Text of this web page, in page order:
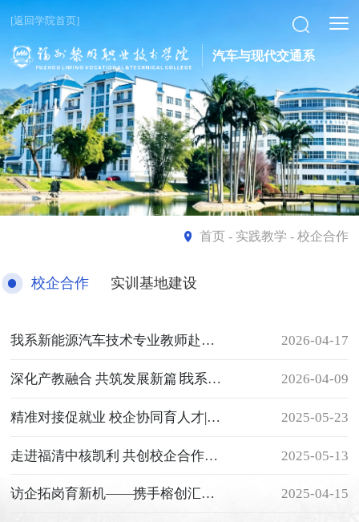
[返回学院首页]
汽车与现代交通系
首页- 实践教学 - 校企合作
校企合作 实训基地建设
我系新能源汽车技术专业教师赴宇翔汽车公司开展访企拓岗工作 2026-04-17
深化产教融合 共筑发展新篇∣我系教师赴福建汉特云开展访企拓岗 2026-04-09
精准对接促就业 校企协同育人才|我系高铁专业2025年毕业生校企合作双选会成功举办 2025-05-23
走进福清中核凯利 共创校企合作新机遇 2025-05-13
访企拓岗育新机——携手榕创汇普新篇 2025-04-15